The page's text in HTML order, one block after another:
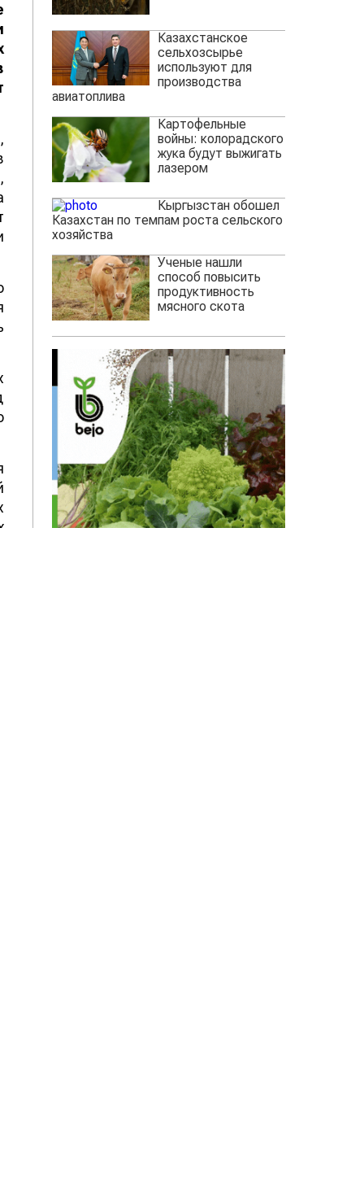
Казахстанское
сельхозсырье
используют для
производства
авиатоплива
Картофельные
войны: колорадского
жука будут выжигать
лазером
Кыргызстан обошел
Казахстан по темпам роста сельского
хозяйства
Ученые нашли
способ повысить
продуктивность
мясного скота